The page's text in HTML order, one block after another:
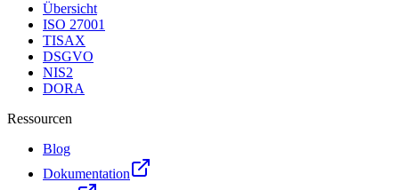
Übersicht
ISO 27001
TISAX
DSGVO
NIS2
DORA
Ressourcen
Blog
Dokumentation